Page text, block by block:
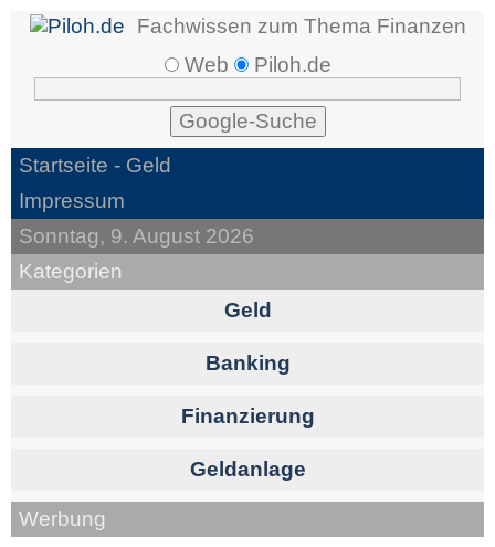
Fachwissen zum Thema Finanzen
Web
Piloh.de
Startseite - Geld
Impressum
Sonntag, 9. August 2026
Kategorien
Geld
Banking
Finanzierung
Geldanlage
Werbung